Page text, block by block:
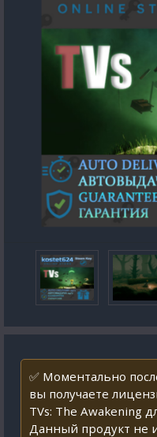
✅ Моментально
вы получаете
TVs: The Awakening
Данный продукт не